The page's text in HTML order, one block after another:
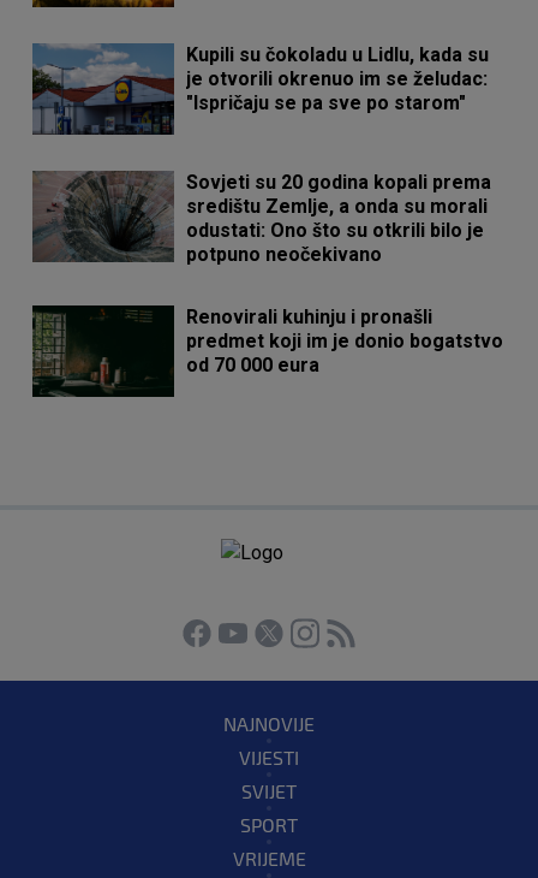
Kupili su čokoladu u Lidlu, kada su
je otvorili okrenuo im se želudac:
"Ispričaju se pa sve po starom"
Sovjeti su 20 godina kopali prema
središtu Zemlje, a onda su morali
odustati: Ono što su otkrili bilo je
potpuno neočekivano
Renovirali kuhinju i pronašli
predmet koji im je donio bogatstvo
od 70 000 eura
NAJNOVIJE
VIJESTI
SVIJET
SPORT
VRIJEME